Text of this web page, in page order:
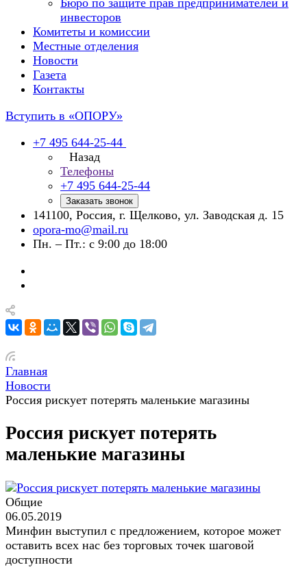
Бюро по защите прав предпринимателей и
инвесторов
Комитеты и комиссии
Местные отделения
Новости
Газета
Контакты
Вступить в «ОПОРУ»
+7 495 644-25-44
Назад
Телефоны
+7 495 644-25-44
Заказать звонок
141100, Россия, г. Щелково, ул. Заводская д. 15
opora-mo@mail.ru
Пн. – Пт.: с 9:00 до 18:00
Главная
Новости
Россия рискует потерять маленькие магазины
Россия рискует потерять
маленькие магазины
Общие
06.05.2019
Минфин выступил с предложением, которое может
оставить всех нас без торговых точек шаговой
доступности